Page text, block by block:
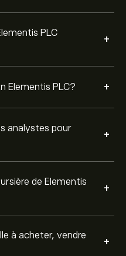
PLC
+
Elementis PLC? +
analystes pour
+
de Elementis
+
à acheter, vendre
+
3 derniers mois, le